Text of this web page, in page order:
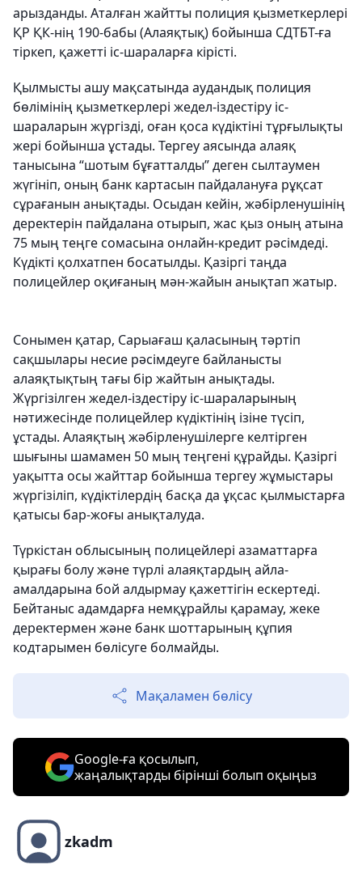
арызданды. Аталған жайтты полиция қызметкерлері
ҚР ҚК-нің 190-бабы (Алаяқтық) бойынша СДТБТ-ға
тіркеп, қажетті іс-шараларға кірісті.
Қылмысты ашу мақсатында аудандық полиция
бөлімінің қызметкерлері жедел-іздестіру іс-
шараларын жүргізді, оған қоса күдіктіні тұрғылықты
жері бойынша ұстады. Тергеу аясында алаяқ
танысына “шотым бұғатталды” деген сылтаумен
жүгініп, оның банк картасын пайдалануға рұқсат
сұрағанын анықтады. Осыдан кейін, жәбірленушінің
деректерін пайдалана отырып, жас қыз оның атына
75 мың теңге сомасына онлайн-кредит рәсімдеді.
Күдікті қолхатпен босатылды. Қазіргі таңда
полицейлер оқиғаның мән-жайын анықтап жатыр.
Сонымен қатар, Сарыағаш қаласының тәртіп
сақшылары несие рәсімдеуге байланысты
алаяқтықтың тағы бір жайтын анықтады.
Жүргізілген жедел-іздестіру іс-шараларының
нәтижесінде полицейлер күдіктінің ізіне түсіп,
ұстады. Алаяқтың жәбірленушілерге келтірген
шығыны шамамен 50 мың теңгені құрайды. Қазіргі
уақытта осы жайттар бойынша тергеу жұмыстары
жүргізіліп, күдіктілердің басқа да ұқсас қылмыстарға
қатысы бар-жоғы анықталуда.
Түркістан облысының полицейлері азаматтарға
қырағы болу және түрлі алаяқтардың айла-
амалдарына бой алдырмау қажеттігін ескертеді.
Бейтаныс адамдарға немқұрайлы қарамау, жеке
деректермен және банк шоттарының құпия
кодтарымен бөлісуге болмайды.
Мақаламен бөлісу
Google-ға қосылып,
жаңалықтарды бірінші болып оқыңыз
zkadm